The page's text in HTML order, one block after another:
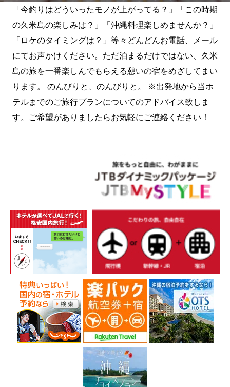
「今釣りはどういったモノが上がってる？」「この時期
の久米島の楽しみは？」「沖縄料理楽しめませんか？」
「ロケのタイミングは？」等々どんどんお電話、メール
にてお声かけください。ただ泊まるだけではない、久米
島の旅を一番楽しんでもらえる憩いの宿をめざしてまい
ります。
のんびりと、のんびりと。
※出発地から当ホ
テルまでのご旅行プランについてのアドバイス致しま
す。ご希望がありましたらお気軽にご連絡ください！